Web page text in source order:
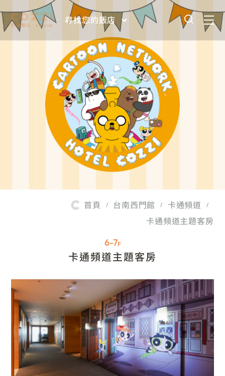
尋找您的飯店
首頁 / 台南西門館 / 卡通頻道 /
卡通頻道主題客房
6-7F
卡通頻道主題客房